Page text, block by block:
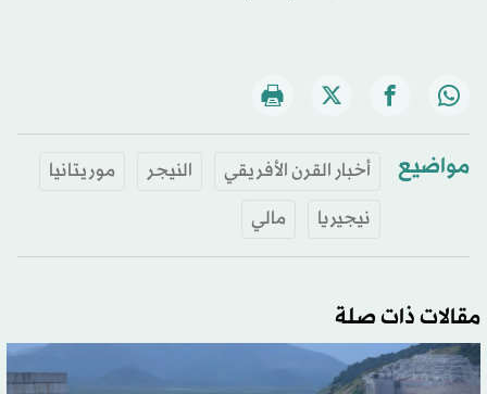
مواضيع أخبار القرن الأفريقي النيجر
موريتانيا
نيجيريا
مالي
مقالات ذات صلة